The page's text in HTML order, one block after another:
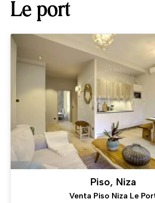
Le port
Piso, Niza
Venta Piso Niza Le